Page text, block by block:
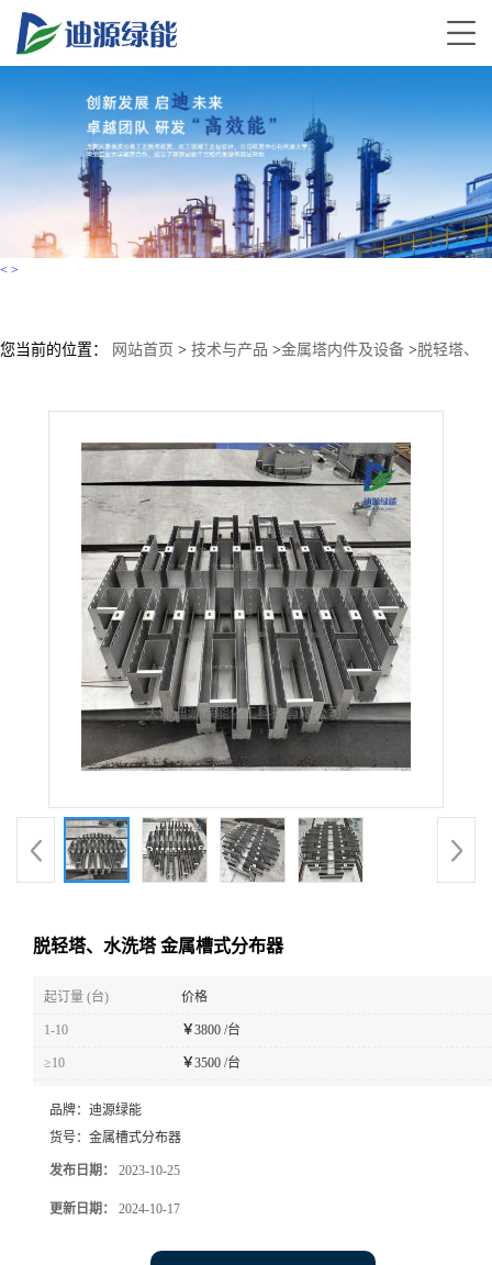
< >
您当前的位置： 网站首页 > 技术与产品 >金属塔内件及设备 >脱轻塔、
脱轻塔、水洗塔 金属槽式分布器
起订量 (台) 价格
1-10 ￥3800 /台
≥10 ￥3500 /台
品牌： 迪源绿能
货号： 金属槽式分布器
发布日期： 2023-10-25
更新日期： 2024-10-17